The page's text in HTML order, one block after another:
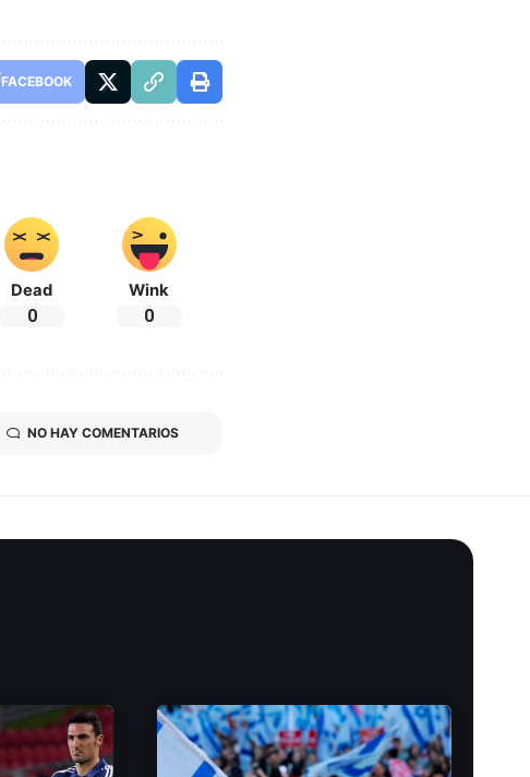
FACEBOOK
Dead
0
Wink
0
NO HAY COMENTARIOS